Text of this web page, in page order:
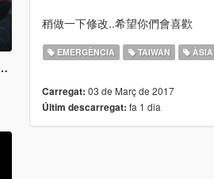
稍做一下修改..希望你們會喜歡
EMERGÈNCIA TAIWAN ÀSIA
Carregat: 03 de Març de 2017
Últim descarregat: fa 1 dia